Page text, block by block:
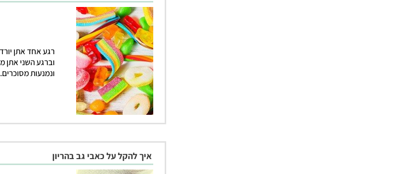
רגע אחד אתן
וברגע השני אתן
ונמנעות
איך להקל על כאבי גב בהריון